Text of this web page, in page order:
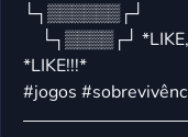
└┐▒▒▒▒▒▒┌┘
└┐▒▒▒▒┌┘ *LIKE,*
*LIKE!!!*
#jogos